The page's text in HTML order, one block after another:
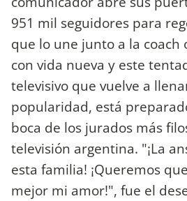
951 mil seguidores para
que lo une junto a la coach
con vida nueva y este
televisivo que vuelve a
popularidad, está
boca de los jurados más
televisión argentina. "¡La
esta familia! ¡Queremos
mejor mi amor!", fue el